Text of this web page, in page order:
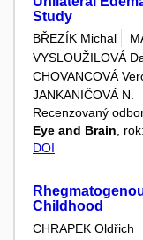
Study
BŘEZÍK Michal
VYSLOUŽILOVÁ
CHOVANCOVÁ
JANKANIČOVÁ N.
Recenzovaný
Eye and Brain,
DOI
Childhood
CHRAPEK Oldřich